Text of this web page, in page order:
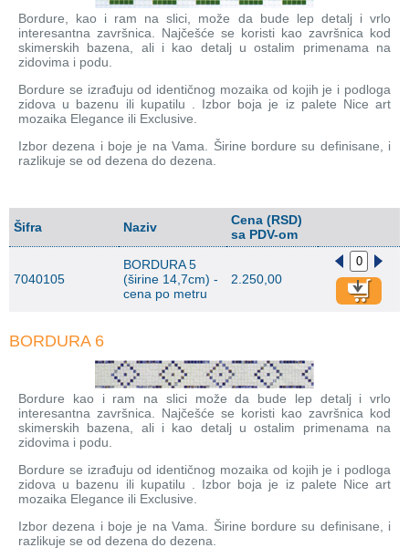
Bordure, kao i ram na slici, može da bude lep detalj i vrlo
interesantna završnica. Najčešće se koristi kao završnica kod
skimerskih bazena, ali i kao detalj u ostalim primenama na
zidovima i podu.
Bordure se izrađuju od identičnog mozaika od kojih je i podloga
zidova u bazenu ili kupatilu . Izbor boja je iz palete Nice art
mozaika Elegance ili Exclusive.
Izbor dezena i boje je na Vama. Širine bordure su definisane, i
razlikuje se od dezena do dezena.
Šifra Naziv
Cena (RSD)
sa PDV-om
7040105
BORDURA 5
(širine 14,7cm) -
cena po metru
2.250,00
BORDURA 6
Bordure kao i ram na slici može da bude lep detalj i vrlo
interesantna završnica. Najčešće se koristi kao završnica kod
skimerskih bazena, ali i kao detalj u ostalim primenama na
zidovima i podu.
Bordure se izrađuju od identičnog mozaika od kojih je i podloga
zidova u bazenu ili kupatilu . Izbor boja je iz palete Nice art
mozaika Elegance ili Exclusive.
Izbor dezena i boje je na Vama. Širine bordure su definisane, i
razlikuje se od dezena do dezena.